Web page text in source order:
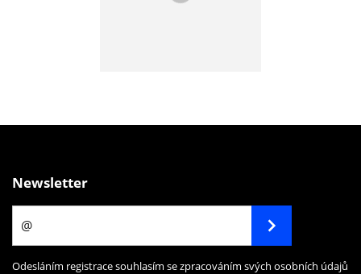
Newsletter
Odesláním registrace souhlasím se zpracováním svých osobních údajů